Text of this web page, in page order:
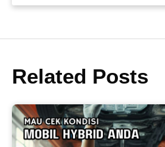
Related Posts